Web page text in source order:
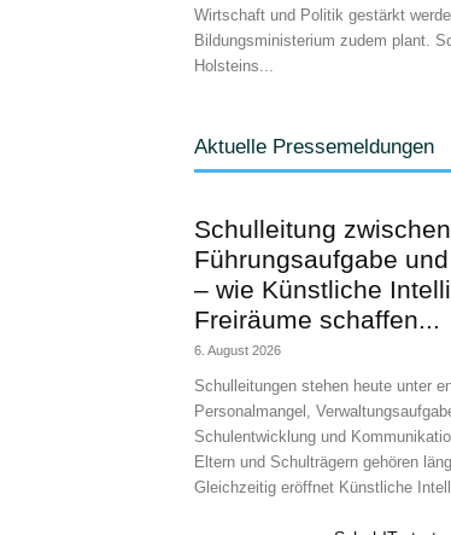
Wirtschaft und Politik gestärkt
Bildungsministerium zudem plant.
Holsteins...
Aktuelle Pressemeldungen
Schulleitung zwischen
Führungsaufgabe
– wie Künstliche
Freiräume schaffen...
6. August 2026
Schulleitungen stehen heute unter
Personalmangel,
Schulentwicklung und
Eltern und Schulträgern gehören
Gleichzeitig eröffnet Künstliche